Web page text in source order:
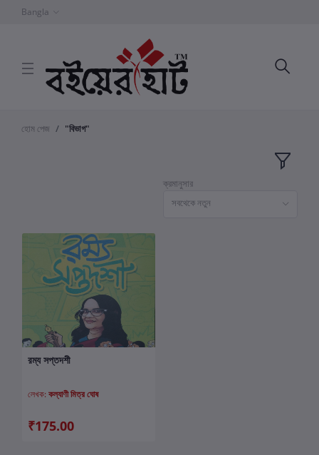
Bangla
হোম পেজ "বিভাগ"
ক্রমানুসার
সবথেকে নতুন
কার্টে যোগ করুন
রম্য সপ্তদশী
লেখক: কল্যাণী মিত্র ঘোষ
₹175.00